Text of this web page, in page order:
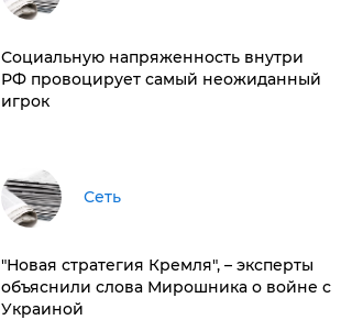
Социальную напряженность внутри
РФ провоцирует самый неожиданный
игрок
Сеть
"Новая стратегия Кремля", – эксперты
объяснили слова Мирошника о войне с
Украиной